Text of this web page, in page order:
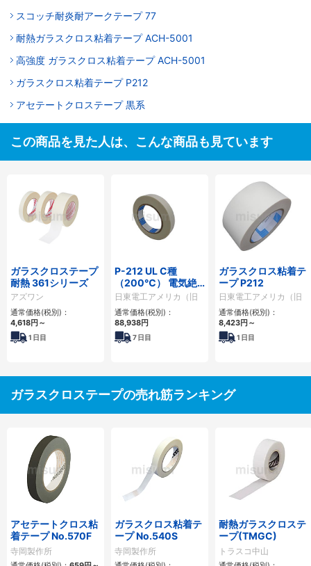
スコッチ耐炎耐アークテープ 77
耐熱ガラスクロス粘着テープ ACH-5001
高強度 ガラスクロス粘着テープ ACH-5001
ガラスクロス粘着テープ P212
アセテートクロステープ 黒系
この商品を見た人は、こんな商品も見ています
ガラスクロステープ
耐熱 361シリーズ
アズワン
通常価格(税別)：
4,618円～
1 日目
P-212 UL C種
（200℃） 電気絶
縁／工業用 ガラスク
ロステープ
日東電工アメリカ（旧
パーマセル）
通常価格(税別)：
88,938円
7日目
ガラスクロス粘着テ
ープ P212
日東電工アメリカ（旧
パーマセル）
通常価格(税別)：
8,423円～
1 日目
ガラスクロステープの売れ筋ランキング
アセテートクロス粘
着テープ No.570F
寺岡製作所
ガラスクロス粘着テ
ープ No.540S
寺岡製作所
耐熱ガラスクロステ
ープ(TMGC)
トラスコ中山